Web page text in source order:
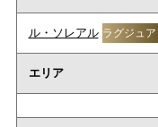
ル・ソレアル ラグジュア
エリア